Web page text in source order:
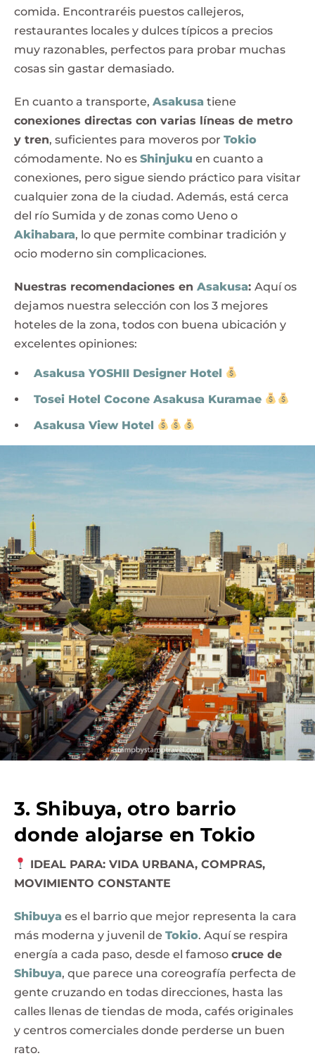
comida. Encontraréis puestos callejeros,
restaurantes locales y dulces típicos a precios
muy razonables, perfectos para probar muchas
cosas sin gastar demasiado.
En cuanto a transporte, Asakusa tiene
conexiones directas con varias líneas de metro
y tren, suficientes para moveros por Tokio
cómodamente. No es Shinjuku en cuanto a
conexiones, pero sigue siendo práctico para visitar
cualquier zona de la ciudad. Además, está cerca
del río Sumida y de zonas como Ueno o
Akihabara, lo que permite combinar tradición y
ocio moderno sin complicaciones.
Nuestras recomendaciones en Asakusa: Aquí os
dejamos nuestra selección con los 3 mejores
hoteles de la zona, todos con buena ubicación y
excelentes opiniones:
Asakusa YOSHII Designer Hotel
Tosei Hotel Cocone Asakusa Kuramae
Asakusa View Hotel
3. Shibuya, otro barrio
donde alojarse en Tokio
IDEAL PARA: VIDA URBANA, COMPRAS,
MOVIMIENTO CONSTANTE
Shibuya es el barrio que mejor representa la cara
más moderna y juvenil de Tokio. Aquí se respira
energía a cada paso, desde el famoso cruce de
Shibuya, que parece una coreografía perfecta de
gente cruzando en todas direcciones, hasta las
calles llenas de tiendas de moda, cafés originales
y centros comerciales donde perderse un buen
rato.